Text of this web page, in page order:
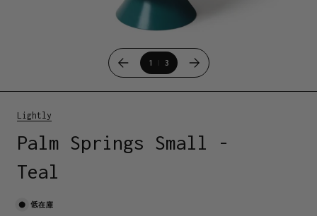
1 3
Lightly
Palm Springs Small -
Teal
低在庫